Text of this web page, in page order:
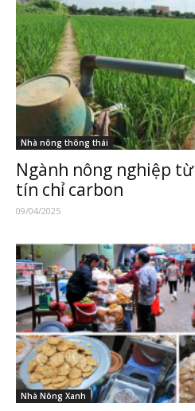
Nhà nông thông thái
Ngành nông nghiệp
tín chỉ carbon
09/04/2025
Nhà Nông Xanh